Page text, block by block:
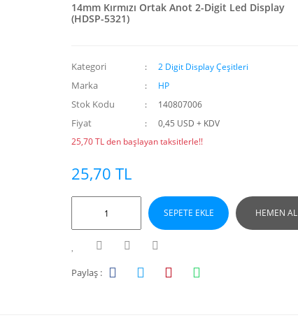
14mm Kırmızı Ortak Anot 2-Digit Led Display
(HDSP-5321)
Kategori 2 Digit Display Çeşitleri
Marka HP
Stok Kodu 140807006
Fiyat
0,45 USD + KDV
25,70 TL den başlayan taksitlerle!!
25,70 TL
SEPETE EKLE HEMEN AL
Paylaş :